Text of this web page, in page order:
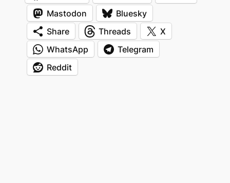
Mastodon
Bluesky
Share
Threads
X
WhatsApp
Telegram
Reddit